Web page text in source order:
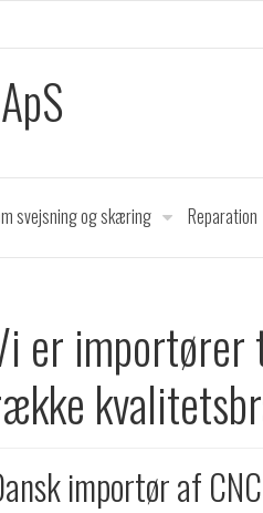
svejsning og skæring Reparation
er importører
importør af